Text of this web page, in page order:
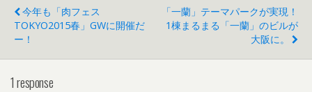
今年も「肉フェス
TOKYO2015春」GWに開催だ
ー！
「一蘭」テーマパークが実現！
1棟まるまる「一蘭」のビルが
大阪に。
1 response